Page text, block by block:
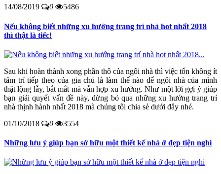
14/08/2019
0 5486
Nếu không biết những xu hướng trang trí nhà hot nhất 2018
thì thật là tiếc!
Sau khi hoàn thành xong phần thô của ngôi nhà thì việc tốn không ít
tâm trí tiếp theo của gia chủ là làm thế nào để ngôi nhà của mình
thật lộng lẫy, bắt mắt mà vẫn hợp xu hướng. Như một lời gợi ý giúp
bạn giải quyết vấn đề này, đừng bỏ qua những xu hướng trang trí
nhà thịnh hành nhất 2018 mà chúng tôi chia sẻ dưới đây nhé.
01/10/2018
0 3554
Những lưu ý giúp bạn sở hữu một thiết kế nhà ở đẹp tiện nghi